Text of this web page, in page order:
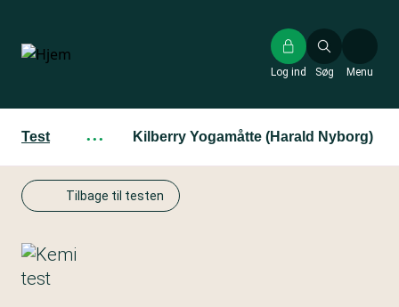
hovedindhold
Søg
Log ind Menu
Test ··· Kilberry Yogamåtte (Harald Nyborg)
Tilbage til testen